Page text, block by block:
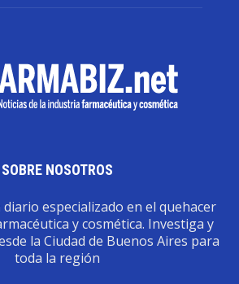
SOBRE NOSOTROS
especializado en el quehacer
y cosmética. Investiga y
la Ciudad de Buenos Aires para
toda la región